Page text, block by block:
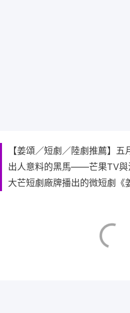
【姜頌／短劇／陸劇推薦】
出人意料的黑馬——芒果TV與
大芒短劇廠牌播出的微短劇《